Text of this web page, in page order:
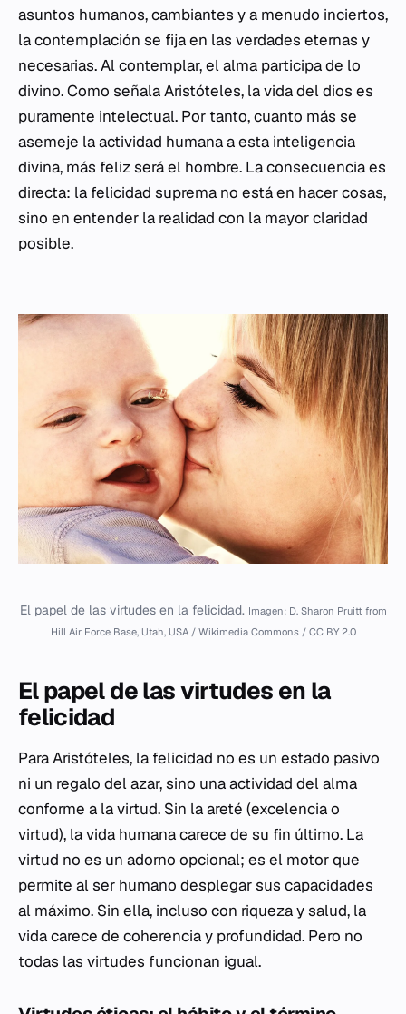
asuntos humanos, cambiantes y a menudo inciertos,
la contemplación se fija en las verdades eternas y
necesarias. Al contemplar, el alma participa de lo
divino. Como señala Aristóteles, la vida del dios es
puramente intelectual. Por tanto, cuanto más se
asemeje la actividad humana a esta inteligencia
divina, más feliz será el hombre. La consecuencia es
directa: la felicidad suprema no está en hacer cosas,
sino en entender la realidad con la mayor claridad
posible.
El papel de las virtudes en la felicidad. Imagen: D. Sharon Pruitt from
Hill Air Force Base, Utah, USA / Wikimedia Commons / CC BY 2.0
El papel de las virtudes en la
felicidad
Para Aristóteles, la felicidad no es un estado pasivo
ni un regalo del azar, sino una actividad del alma
conforme a la virtud. Sin laareté (excelencia o
virtud), la vida humana carece de su fin último. La
virtud no es un adorno opcional; es el motor que
permite al ser humano desplegar sus capacidades
al máximo. Sin ella, incluso con riqueza y salud, la
vida carece de coherencia y profundidad. Pero no
todas las virtudes funcionan igual.